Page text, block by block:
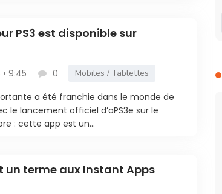
PS3 est disponible sur
• 9:45 0 Mobiles / Tablettes
a été franchie dans le monde de
le lancement officiel d’aPS3e sur le
: cette app est un...
un terme aux Instant Apps